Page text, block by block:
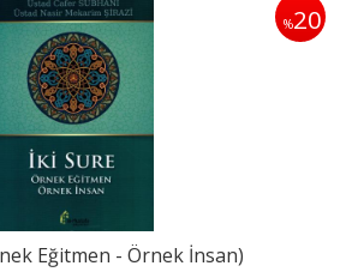
%20
Eğitmen - Örnek İnsan)